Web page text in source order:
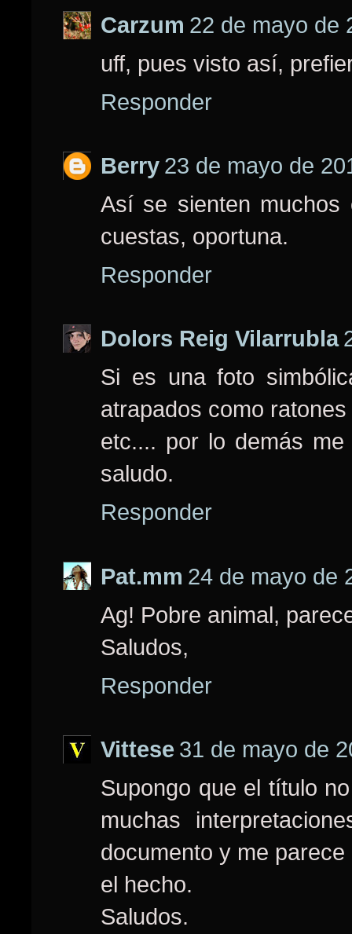
Carzum 22 de mayo de
uff, pues visto así,
Responder
Berry 23 de mayo de
Así se sienten muchos
cuestas, oportuna.
Responder
Dolors Reig Vilarrubla
Si es una foto
atrapados como
etc.... por lo demás
saludo.
Responder
Pat.mm 24 de mayo de
Ag! Pobre animal,
Saludos,
Responder
Vittese 31 de mayo de
Supongo que el título
muchas
documento y me
el hecho.
Saludos.